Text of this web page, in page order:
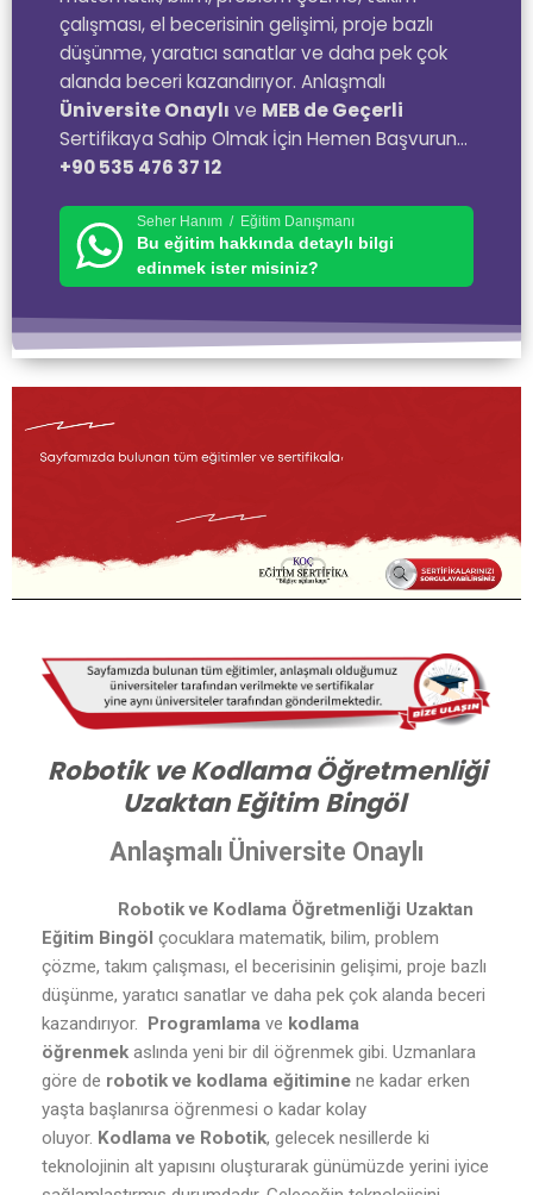
çalışması, el becerisinin gelişimi, proje bazlı
düşünme, yaratıcı sanatlar ve daha pek çok
alanda beceri kazandırıyor. Anlaşmalı
Üniversite Onaylı ve MEB de Geçerli
Sertifikaya Sahip Olmak İçin Hemen Başvurun…
+90 535 476 37 12
Seher Hanım / Eğitim Danışmanı
Bu eğitim hakkında detaylı bilgi
edinmek ister misiniz?
Robotik ve Kodlama Öğretmenliği
Uzaktan Eğitim Bingöl
Anlaşmalı Üniversite Onaylı
Robotik ve Kodlama Öğretmenliği Uzaktan
Eğitim Bingöl çocuklara matematik, bilim, problem
çözme, takım çalışması, el becerisinin gelişimi, proje bazlı
düşünme, yaratıcı sanatlar ve daha pek çok alanda beceri
kazandırıyor.
Programlama ve kodlama
öğrenmek aslında yeni bir dil öğrenmek gibi. Uzmanlara
göre de robotik ve kodlama eğitimine ne kadar erken
yaşta başlanırsa öğrenmesi o kadar kolay
oluyor. Kodlama ve Robotik, gelecek nesillerde ki
teknolojinin alt yapısını oluşturarak günümüzde yerini iyice